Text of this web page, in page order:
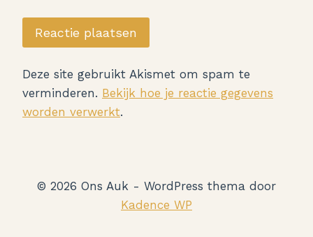
Deze site gebruikt Akismet om spam te
verminderen. Bekijk hoe je reactie gegevens
worden verwerkt.
© 2026 Ons Auk - WordPress thema door
Kadence WP